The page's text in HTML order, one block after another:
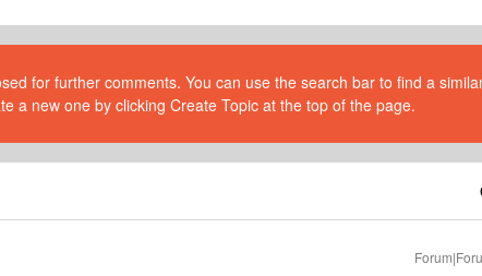
for further comments. You can use the search bar to find a
a new one by clicking Create Topic at the top of the page.